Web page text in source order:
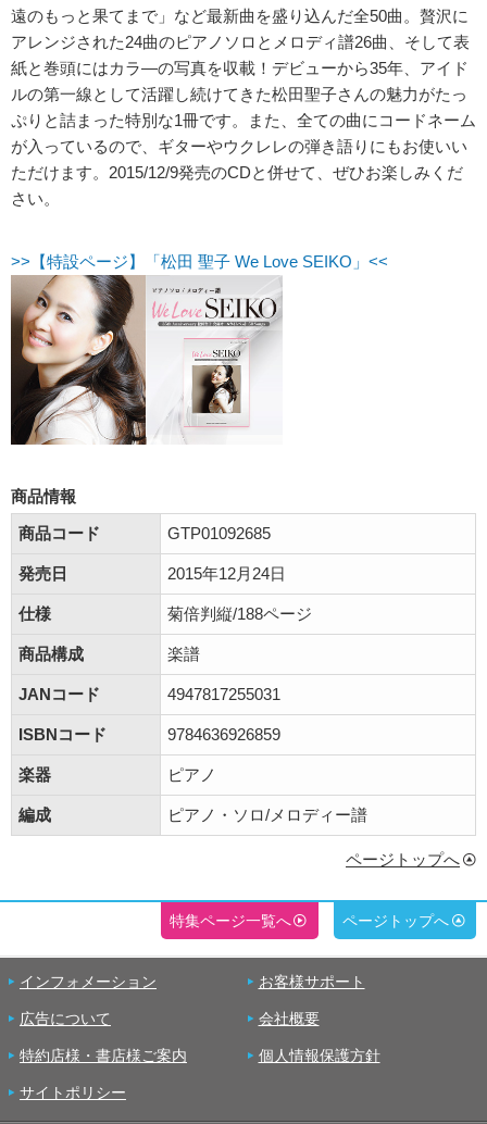
遠のもっと果てまで」など最新曲を盛り込んだ全50曲。贅沢に
アレンジされた24曲のピアノソロとメロディ譜26曲、そして表
紙と巻頭にはカラ―の写真を収載！デビューから35年、アイド
ルの第一線として活躍し続けてきた松田聖子さんの魅力がたっ
ぷりと詰まった特別な1冊です。また、全ての曲にコードネーム
が入っているので、ギターやウクレレの弾き語りにもお使いい
ただけます。2015/12/9発売のCDと併せて、ぜひお楽しみくだ
さい。
>>【特設ページ】「松田 聖子 We Love SEIKO」<<
商品情報
商品コード
GTP01092685
発売日 2015年12月24日
仕様 菊倍判縦/188ページ
商品構成 楽譜
JANコード 4947817255031
ISBNコード 9784636926859
楽器 ピアノ
編成 ピアノ・ソロ/メロディー譜
ページトップへ
特集ページ一覧へ ページトップへ
インフォメーション お客様サポート
広告について 会社概要
特約店様・書店様ご案内 個人情報保護方針
サイトポリシー